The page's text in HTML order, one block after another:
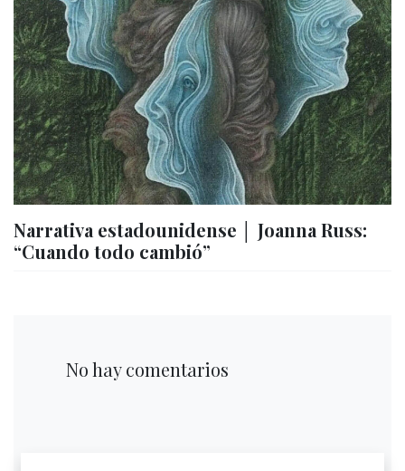
Narrativa estadounidense │ Joanna Russ:
“Cuando todo cambió”
No hay comentarios